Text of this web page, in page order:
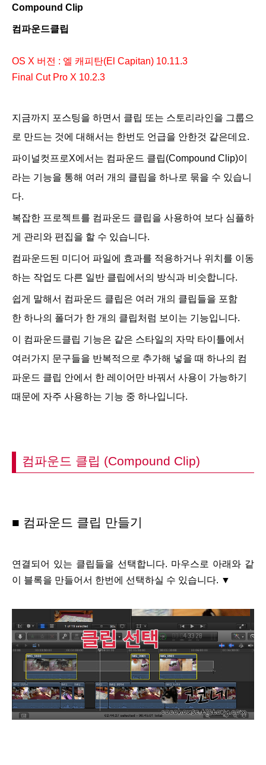
Compound Clip
컴파운드클립
OS X 버전 : 엘 캐피탄(El Capitan) 10.11.3
Final Cut Pro X 10.2.3
지금까지 포스팅을 하면서 클립 또는 스토리라인을 그룹으
로 만드는 것에 대해서는 한번도 언급을 안한것 같은데요.
파이널컷프로X에서는 컴파운드 클립(Compound Clip)이
라는 기능을 통해 여러 개의 클립을 하나로 묶을 수 있습니
다.
복잡한 프로젝트를 컴파운드 클립을 사용하여 보다 심플하
게 관리와 편집을 할 수 있습니다.
컴파운드된 미디어 파일에 효과를 적용하거나 위치를 이동
하는 작업도 다른 일반 클립에서의 방식과 비슷합니다.
쉽게 말해서 컴파운드 클립은 여러 개의 클립들을 포함
한 하나의 폴더가 한 개의 클립처럼 보이는 기능입니다.
이 컴파운드클립 기능은 같은 스타일의 자막 타이틀에서
여러가지 문구들을 반복적으로 추가해 넣을 때 하나의 컴
파운드 클립 안에서 한 레이어만 바꿔서 사용이 가능하기
때문에 자주 사용하는 기능 중 하나입니다.
컴파운드 클립 (Compound Clip)
■ 컴파운드 클립 만들기
연결되어 있는 클립들을 선택합니다. 마우스로 아래와 같
이 블록을 만들어서 한번에 선택하실 수 있습니다. ▼